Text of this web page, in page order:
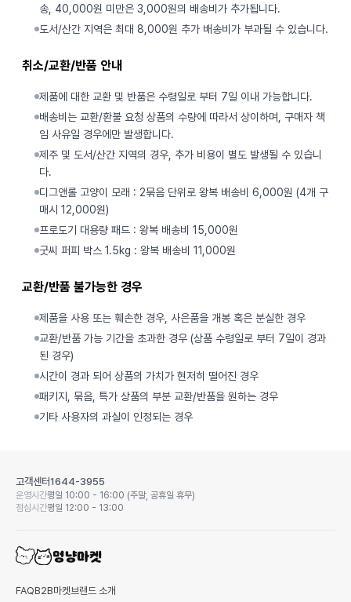
송, 40,000원 미만은 3,000원의 배송비가 추가됩니다.
도서/산간 지역은 최대 8,000원 추가 배송비가 부과될 수 있습니다.
취소/교환/반품 안내
제품에 대한 교환 및 반품은 수령일로 부터 7일 이내 가능합니다.
배송비는 교환/환불 요청 상품의 수량에 따라서 상이하며, 구매자 책
임 사유일 경우에만 발생합니다.
제주 및 도서/산간 지역의 경우, 추가 비용이 별도 발생될 수 있습니
다.
디그앤롤 고양이 모래 : 2묶음 단위로 왕복 배송비 6,000원 (4개 구
매시 12,000원)
프로도기 대용량 패드 : 왕복 배송비 15,000원
굿씨 퍼피 박스 1.5kg : 왕복 배송비 11,000원
교환/반품 불가능한 경우
제품을 사용 또는 훼손한 경우, 사은품을 개봉 혹은 분실한 경우
교환/반품 가능 기간을 초과한 경우 (상품 수령일로 부터 7일이 경과
된 경우)
시간이 경과 되어 상품의 가치가 현저히 떨어진 경우
패키지, 묶음, 특가 상품의 부분 교환/반품을 원하는 경우
기타 사용자의 과실이 인정되는 경우
고객센터1644-3955
운영시간평일 10:00 - 16:00 (주말, 공휴일 휴무)
점심시간평일 12:00 - 13:00
FAQB2B마켓 브랜드 소개